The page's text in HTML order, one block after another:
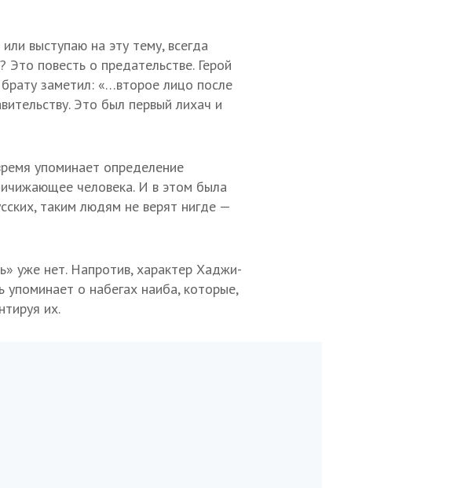
выступаю на эту тему, всегда
повесть о предательстве. Герой
заметил: «…второе лицо после
Это был первый лихач и
упоминает определение
человека. И в этом была
таким людям не верят нигде —
уже нет. Напротив, характер Хаджи-
о набегах наиба, которые,
их.